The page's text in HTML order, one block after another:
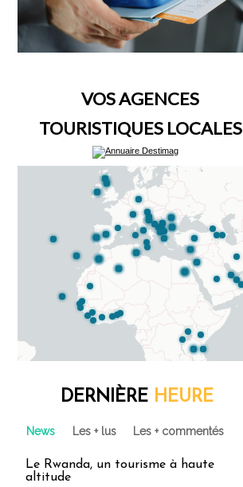
VOS AGENCES
TOURISTIQUES LOCALES
DERNIÈRE HEURE
News Les + lus Les + commentés
Le Rwanda, un tourisme à haute
altitude